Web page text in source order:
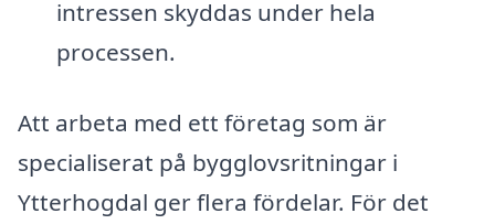
intressen skyddas under hela
processen.
Att arbeta med ett företag som är
specialiserat på bygglovsritningar i
Ytterhogdal ger flera fördelar. För det